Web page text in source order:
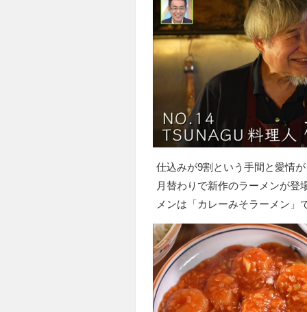
仕込みが9割という手間と愛情
月替わりで新作のラーメンが登
メンは「カレーみそラーメン」